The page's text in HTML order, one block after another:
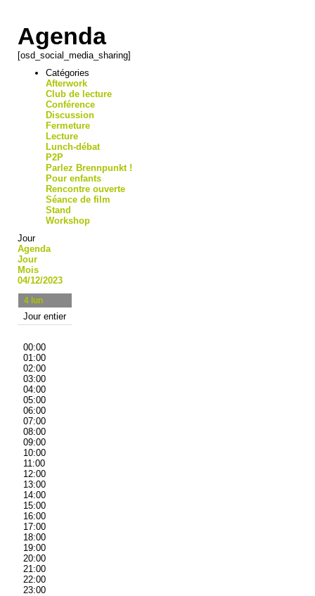
Agenda
[osd_social_media_sharing]
Catégories
Afterwork
Club de lecture
Conférence
Discussion
Fermeture
Lecture
Lunch-débat
P2P
Parlez Brennpunkt !
Pour enfants
Rencontre ouverte
Séance de film
Stand
Workshop
Jour
Agenda
Jour
Mois
04/12/2023
4 lun
Jour entier
00:00
01:00
02:00
03:00
04:00
05:00
06:00
07:00
08:00
09:00
10:00
11:00
12:00
13:00
14:00
15:00
16:00
17:00
18:00
19:00
20:00
21:00
22:00
23:00